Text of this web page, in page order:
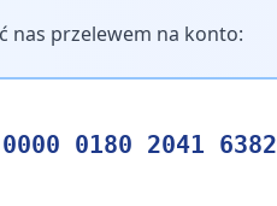
nas przelewem na konto:
0180 2041 6382